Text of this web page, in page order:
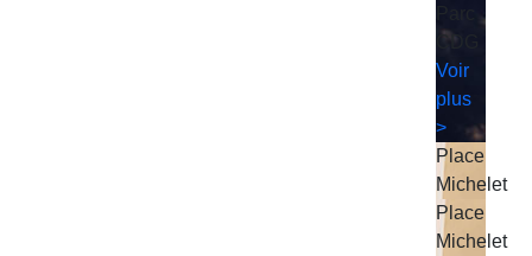
CDG
Voir
plus
>
Place
Michelet
Place
Michelet